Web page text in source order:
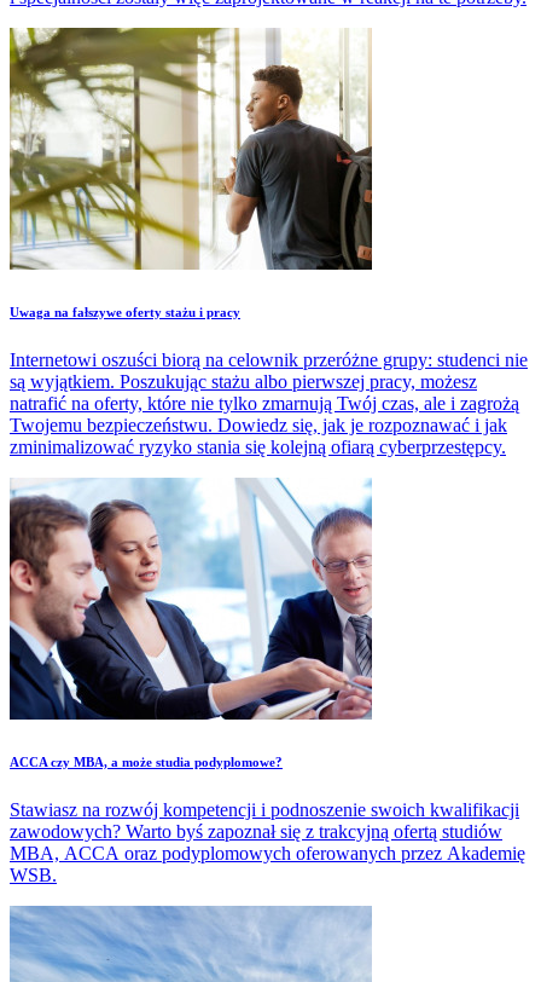
Uwaga na fałszywe oferty stażu i pracy
Internetowi oszuści biorą na celownik przeróżne grupy: studenci nie
są wyjątkiem. Poszukując stażu albo pierwszej pracy, możesz
natrafić na oferty, które nie tylko zmarnują Twój czas, ale i zagrożą
Twojemu bezpieczeństwu. Dowiedz się, jak je rozpoznawać i jak
zminimalizować ryzyko stania się kolejną ofiarą cyberprzestępcy.
​ACCA czy MBA, a może studia podyplomowe?
Stawiasz na rozwój kompetencji i podnoszenie swoich kwalifikacji
zawodowych? Warto byś zapoznał się z trakcyjną ofertą studiów
MBA, ACCA oraz podyplomowych oferowanych przez Akademię
WSB.